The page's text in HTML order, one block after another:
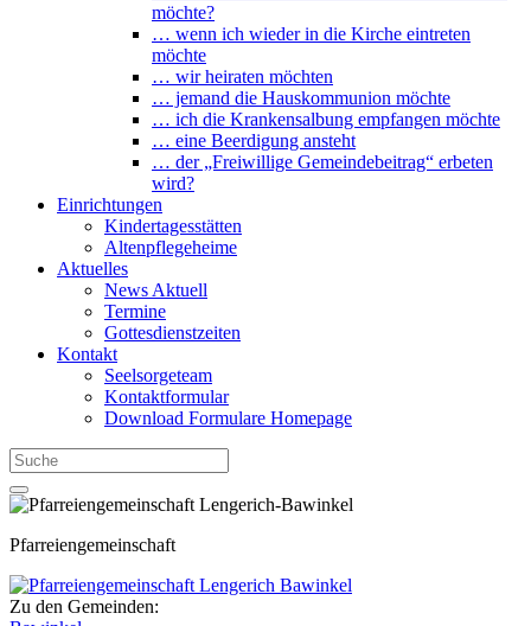
möchte?
… wenn ich wieder in die Kirche eintreten
möchte
… wir heiraten möchten
… jemand die Hauskommunion möchte
… ich die Krankensalbung empfangen möchte
… eine Beerdigung ansteht
… der „Freiwillige Gemeindebeitrag“ erbeten
wird?
Einrichtungen
Kindertagesstätten
Altenpflegeheime
Aktuelles
News Aktuell
Termine
Gottesdienstzeiten
Kontakt
Seelsorgeteam
Kontaktformular
Download Formulare Homepage
Pfarreiengemeinschaft
Zu den Gemeinden: